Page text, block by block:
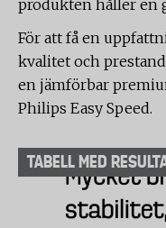
produkten håller en
För att få en
kvalitet och
en jämförbar
Philips Easy Speed.
TABELL MED